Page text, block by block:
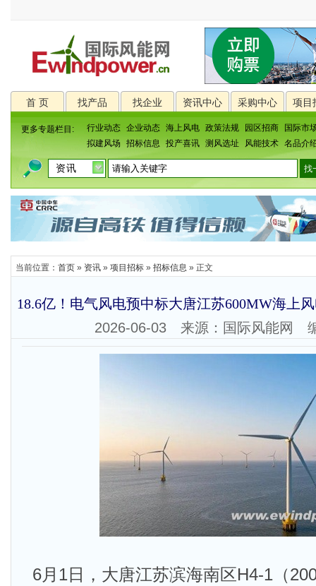
首 页 找产品 找企业 资讯中心 采购中心 项目
更多专题栏目: 行业动态 企业动态 海上风电 政策法规 园区招商
国际市
拟建风场
招标信息 投产喜讯 测风选址 风能技术 名品介
当前位置： 首页 » 资讯 » 项目招标 » 招标信息 » 正文
18.6亿！电气风电预中标大唐江苏600MW海上
2026-06-03 来源：国际风能网
6月1日，大唐江苏滨海南区H4-1（